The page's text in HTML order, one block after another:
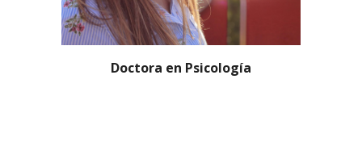
Doctora en Psicología